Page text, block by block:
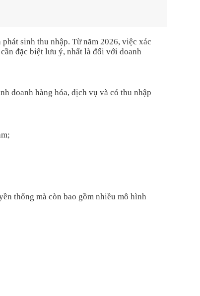
sinh thu nhập. Từ năm 2026, việc xác
đặc biệt lưu ý, nhất là đối với doanh
doanh hàng hóa, dịch vụ và có thu nhập
thống mà còn bao gồm nhiều mô hình